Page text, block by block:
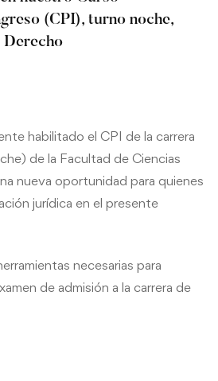
(CPI), turno noche,
Derecho
habilitado el CPI de la carrera
de la Facultad de Ciencias
nueva oportunidad para quienes
jurídica en el presente
necesarias para
de admisión a la carrera de